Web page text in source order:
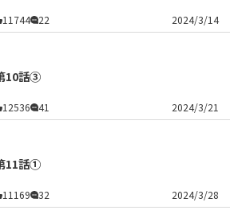
11744 22 2024/3/14
10話③
12536 41 2024/3/21
11話①
11169 32 2024/3/28